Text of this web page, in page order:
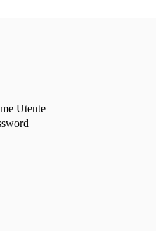
Utente